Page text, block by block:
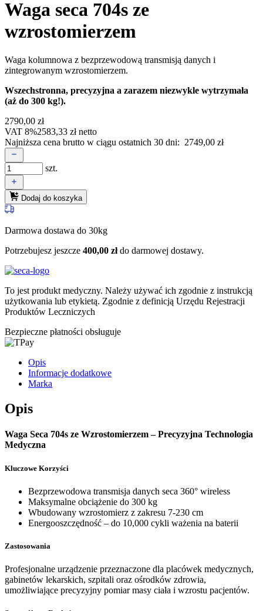
Waga seca 704s ze
wzrostomierzem
Waga kolumnowa z bezprzewodową transmisją danych i
zintegrowanym wzrostomierzem.
Wszechstronna, precyzyjna a zarazem niezwykle wytrzymała
(aż do 300 kg!).
2790,00 zł
VAT 8%2583,33 złnetto
Najniższa cena brutto w ciągu ostatnich 30 dni: 2749,00 zł
szt.
Dodaj do koszyka
Darmowa dostawa do 30kg
Potrzebujesz jeszcze 400,00 złdo darmowej dostawy.
To jest produkt medyczny. Należy używać ich zgodnie z instrukcją
użytkowania lub etykietą. Zgodnie z definicją Urzędu Rejestracji
Produktów Leczniczych
Bezpieczne płatności obsługuje
Opis
Informacje dodatkowe
Marka
Opis
Waga Seca 704s ze Wzrostomierzem – Precyzyjna Technologia
Medyczna
Kluczowe Korzyści
Bezprzewodowa transmisja danych seca 360° wireless
Maksymalne obciążenie do 300 kg
Wbudowany wzrostomierz z zakresu 7-230 cm
Energooszczędność – do 10,000 cykli ważenia na baterii
Zastosowania
Profesjonalne urządzenie przeznaczone dla placówek medycznych,
gabinetów lekarskich, szpitali oraz ośrodków zdrowia,
umożliwiające precyzyjny pomiar masy ciała i wzrostu pacjentów.